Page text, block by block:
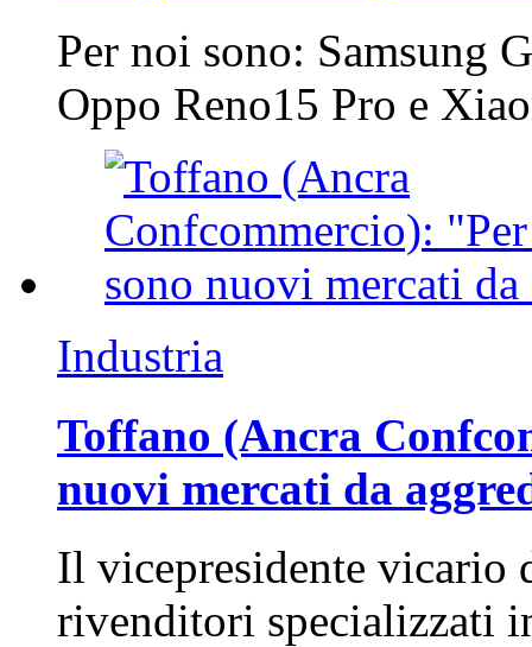
Per noi sono: Samsung
Oppo Reno15 Pro e
Industria
Toffano (Ancra
nuovi mercati da
Il vicepresidente vicario
rivenditori specializzati